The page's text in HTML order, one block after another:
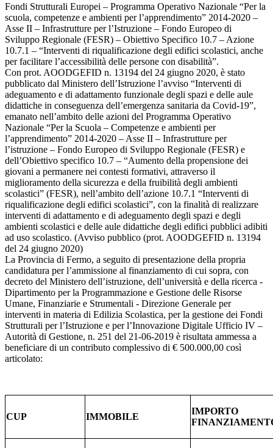
Fondi Strutturali Europei – Programma Operativo Nazionale “Per la
scuola, competenze e ambienti per l’apprendimento” 2014-2020 –
Asse II – Infrastrutture per l’Istruzione – Fondo Europeo di
Sviluppo Regionale (FESR) – Obiettivo Specifico 10.7 – Azione
10.7.1 – “Interventi di riqualificazione degli edifici scolastici, anche
per facilitare l’accessibilità delle persone con disabilità”.
Con prot. AOODGEFID n. 13194 del 24 giugno 2020, è stato
pubblicato dal Ministero dell’Istruzione l’avviso “Interventi di
adeguamento e di adattamento funzionale degli spazi e delle aule
didattiche in conseguenza dell’emergenza sanitaria da Covid-19”,
emanato nell’ambito delle azioni del Programma Operativo
Nazionale “Per la Scuola – Competenze e ambienti per
l’apprendimento” 2014-2020 – Asse II – Infrastrutture per
l’istruzione – Fondo Europeo di Sviluppo Regionale (FESR) e
dell’Obiettivo specifico 10.7 – “Aumento della propensione dei
giovani a permanere nei contesti formativi, attraverso il
miglioramento della sicurezza e della fruibilità degli ambienti
scolastici” (FESR), nell’ambito dell’azione 10.7.1 “Interventi di
riqualificazione degli edifici scolastici”, con la finalità di realizzare
interventi di adattamento e di adeguamento degli spazi e degli
ambienti scolastici e delle aule didattiche degli edifici pubblici adibiti
ad uso scolastico. (Avviso pubblico (prot. AOODGEFID n. 13194
del 24 giugno 2020)
La Provincia di Fermo, a seguito di presentazione della propria
candidatura per l’ammissione al finanziamento di cui sopra, con
decreto del Ministero dell’istruzione, dell’università e della ricerca -
Dipartimento per la Programmazione e Gestione delle Risorse
Umane, Finanziarie e Strumentali - Direzione Generale per
interventi in materia di Edilizia Scolastica, per la gestione dei Fondi
Strutturali per l’Istruzione e per l’Innovazione Digitale Ufficio IV –
Autorità di Gestione, n. 251 del 21-06-2019 è risultata ammessa a
beneficiare di un contributo complessivo di € 500.000,00 così
articolato:
CUP IMMOBILE
IMPORTO